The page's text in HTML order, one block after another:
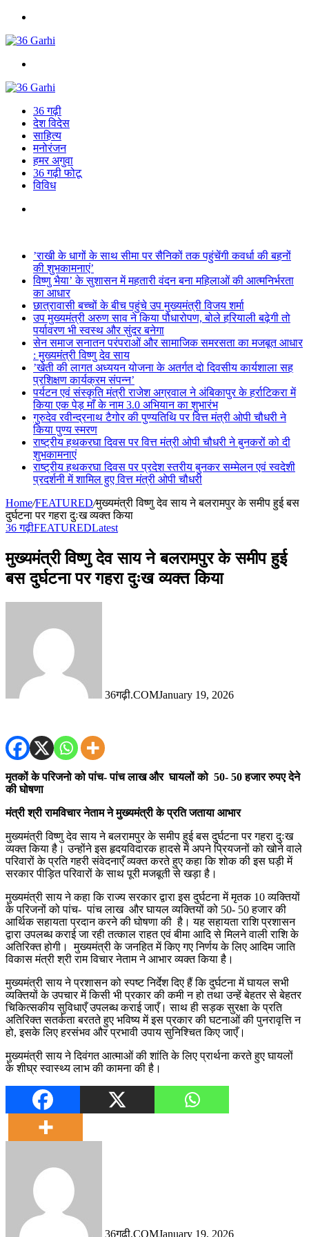
36 गढ़ी
देश विदेस
साहित्य
मनोरंजन
हमर अगुवा
36 गढ़ी फोटू
विविध
’राखी के धागों के साथ सीमा पर सैनिकों तक पहुंचेंगी कवर्धा की बहनों
की शुभकामनाएं’
विष्णु भैया’ के सुशासन में महतारी वंदन बना महिलाओं की आत्मनिर्भरता
का आधार
छात्रावासी बच्चों के बीच पहुंचे उप मुख्यमंत्री विजय शर्मा
उप मुख्यमंत्री अरुण साव ने किया पौधारोपण, बोले हरियाली बढ़ेगी तो
पर्यावरण भी स्वस्थ और सुंदर बनेगा
सेन समाज सनातन परंपराओं और सामाजिक समरसता का मजबूत आधार
: मुख्यमंत्री विष्णु देव साय
’खेती की लागत अध्ययन योजना के अतर्गत दो दिवसीय कार्यशाला सह
प्रशिक्षण कार्यक्रम संपन्न’
पर्यटन एवं संस्कृति मंत्री राजेश अग्रवाल ने अंबिकापुर के हर्राटिकरा में
किया एक पेड़ माँ के नाम 3.0 अभियान का शुभारंभ
गुरुदेव रवीन्द्रनाथ टैगोर की पुण्यतिथि पर वित्त मंत्री ओपी चौधरी ने
किया पुण्य स्मरण
राष्ट्रीय हथकरघा दिवस पर वित्त मंत्री ओपी चौधरी ने बुनकरों को दी
शुभकामनाएं
राष्ट्रीय हथकरघा दिवस पर प्रदेश स्तरीय बुनकर सम्मेलन एवं स्वदेशी
प्रदर्शनी में शामिल हुए वित्त मंत्री ओपी चौधरी
Home/FEATURED/मुख्यमंत्री विष्णु देव साय ने बलरामपुर के समीप हुई बस
दुर्घटना पर गहरा दुःख व्यक्त किया
36 गढ़ीFEATUREDLatest
मुख्यमंत्री विष्णु देव साय ने बलरामपुर के समीप हुई
बस दुर्घटना पर गहरा दुःख व्यक्त किया
36गढ़ी.COMJanuary 19, 2026
मृतकों के परिजनो को पांच- पांच लाख और घायलों को 50- 50 हजार रुपए देने
की घोषणा
मंत्री श्री रामविचार नेताम ने मुख्यमंत्री के प्रति जताया आभार
मुख्यमंत्री विष्णु देव साय ने बलरामपुर के समीप हुई बस दुर्घटना पर गहरा दुःख
व्यक्त किया है। उन्होंने इस हृदयविदारक हादसे में अपने प्रियजनों को खोने वाले
परिवारों के प्रति गहरी संवेदनाएँ व्यक्त करते हुए कहा कि शोक की इस घड़ी में
सरकार पीड़ित परिवारों के साथ पूरी मजबूती से खड़ा है।
मुख्यमंत्री साय ने कहा कि राज्य सरकार द्वारा इस दुर्घटना में मृतक 10 व्यक्तियों
के परिजनों को पांच- पांच लाख और घायल व्यक्तियों को 50- 50 हजार की
आर्थिक सहायता प्रदान करने की घोषणा की है। यह सहायता राशि प्रशासन
द्वारा उपलब्ध कराई जा रही तत्काल राहत एवं बीमा आदि से मिलने वाली राशि के
अतिरिक्त होगी। मुख्यमंत्री के जनहित में किए गए निर्णय के लिए आदिम जाति
विकास मंत्री श्री राम विचार नेताम ने आभार व्यक्त किया है।
मुख्यमंत्री साय ने प्रशासन को स्पष्ट निर्देश दिए हैं कि दुर्घटना में घायल सभी
व्यक्तियों के उपचार में किसी भी प्रकार की कमी न हो तथा उन्हें बेहतर से बेहतर
चिकित्सकीय सुविधाएँ उपलब्ध कराई जाएँ। साथ ही सड़क सुरक्षा के प्रति
अतिरिक्त सतर्कता बरतते हुए भविष्य में इस प्रकार की घटनाओं की पुनरावृत्ति न
हो, इसके लिए हरसंभव और प्रभावी उपाय सुनिश्चित किए जाएँ।
मुख्यमंत्री साय ने दिवंगत आत्माओं की शांति के लिए प्रार्थना करते हुए घायलों
के शीघ्र स्वास्थ्य लाभ की कामना की है।
36गढ़ी.COMJanuary 19, 2026